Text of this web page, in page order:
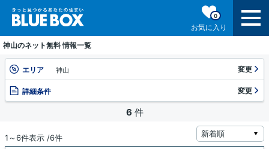
お気に入り
0
神山のネット無料 情報一覧
エリア 神山 変更
詳細条件 変更
6 件
1～6件表示 /6件